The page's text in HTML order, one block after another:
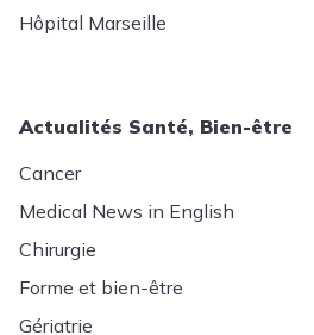
Hôpital Marseille
Actualités Santé, Bien-être
Cancer
Medical News in English
Chirurgie
Forme et bien-être
Gériatrie